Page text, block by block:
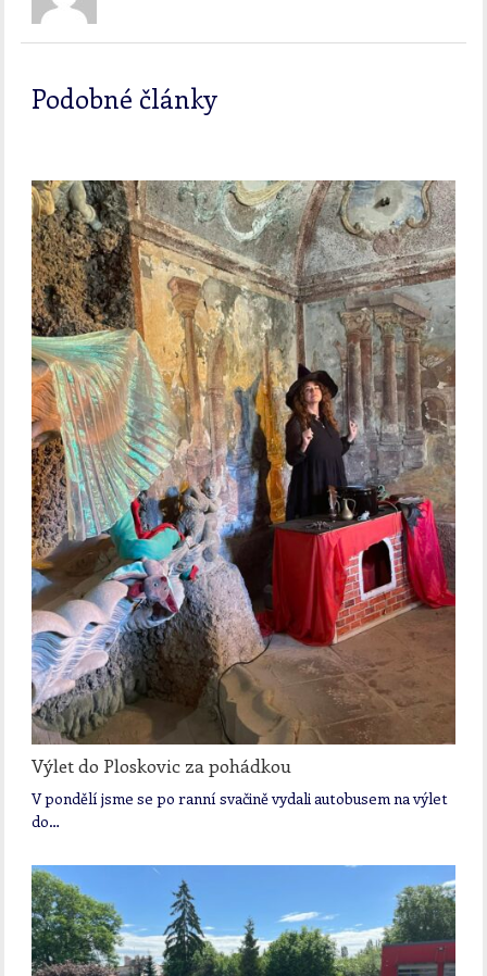
Podobné články
Výlet do Ploskovic za pohádkou
V pondělí jsme se po ranní svačině vydali autobusem na výlet
do…